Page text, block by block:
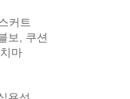
커트
보, 쿠션
마